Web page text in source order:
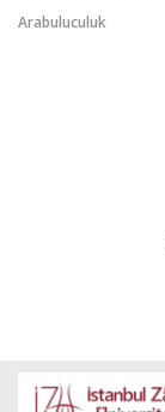
Arabuluculuk